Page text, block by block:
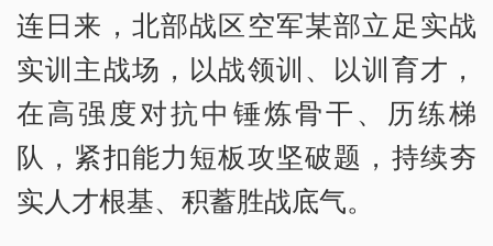
连日来，北部战区空军某部立足实战
实训主战场，以战领训、以训育才，
在高强度对抗中锤炼骨干、历练梯
队，紧扣能力短板攻坚破题，持续夯
实人才根基、积蓄胜战底气。